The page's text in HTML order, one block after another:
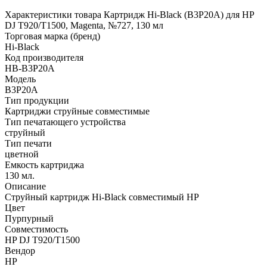
Характеристики товара Картридж Hi-Black (B3P20A) для HP
DJ T920/T1500, Magenta, №727, 130 мл
Торговая марка (бренд)
Hi-Black
Код производителя
HB-B3P20A
Модель
B3P20A
Тип продукции
Картриджи струйные совместимые
Тип печатающего устройства
струйный
Тип печати
цветной
Емкость картриджа
130 мл.
Описание
Струйный картридж Hi-Black совместимый HP
Цвет
Пурпурный
Совместимость
HP DJ T920/T1500
Вендор
HP